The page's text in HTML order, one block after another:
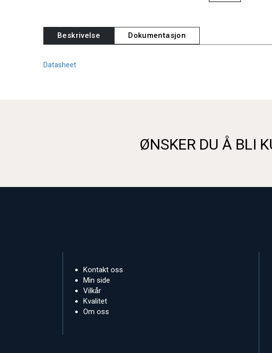
Beskrivelse Dokumentasjon
Datasheet
ØNSKER DU Å BLI
Kontakt oss
Min side
Vilkår
Kvalitet
Om oss